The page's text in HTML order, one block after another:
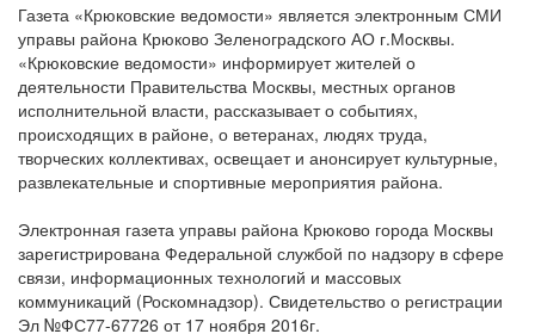
Газета «Крюковские ведомости» является электронным СМИ
управы района Крюково Зеленоградского АО г.Москвы.
«Крюковские ведомости» информирует жителей о
деятельности Правительства Москвы, местных органов
исполнительной власти, рассказывает о событиях,
происходящих в районе, о ветеранах, людях труда,
творческих коллективах, освещает и анонсирует культурные,
развлекательные и спортивные мероприятия района.
Электронная газета управы района Крюково города Москвы
зарегистрирована Федеральной службой по надзору в сфере
связи, информационных технологий и массовых
коммуникаций (Роскомнадзор). Свидетельство о регистрации
Эл №ФС77-67726 от 17 ноября 2016г.